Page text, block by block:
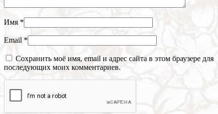
Имя *
Email *
Сохранить моё имя, email и адрес сайта в этом браузере для
последующих моих комментариев.